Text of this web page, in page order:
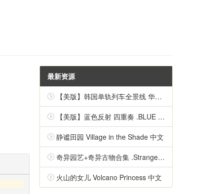
最新资源
【美版】韩国单轨列车全景线 华盖山 .Korean Monorail Panorama Line Hwagaesan 中文
【美版】蓝色反射 四重奏 .BLUE REFLECTION Quartet 英语
静谧田园 Village in the Shade 中文
奇异园艺+奇异古物合集 .Strange Horticulture 中文
火山的女儿 Volcano Princess 中文